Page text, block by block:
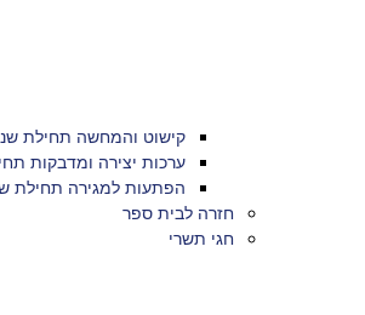
קישוט והמחשה תחילת שנה
ערכות יצירה ומדבקות
הפתעות למגירה תחילת
חזרה לבית ספר
חגי תשרי